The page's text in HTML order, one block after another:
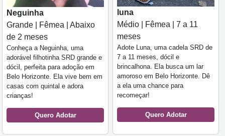
Neguinha
Grande | Fêmea | Abaixo
de 2 meses
Conheça a Neguinha, uma
adorável filhotinha SRD grande e
dócil, perfeita para adoção em
Belo Horizonte. Ela vive bem em
casas com quintal e adora
crianças!
Quero Adotar
luna
Médio | Fêmea | 7 a 11
meses
Adote Luna, uma cadela SRD de
7 a 11 meses, dócil e
brincalhona. Ela busca um lar
amoroso em Belo Horizonte. Dê
a ela uma chance para
recomeçar!
Quero Adotar